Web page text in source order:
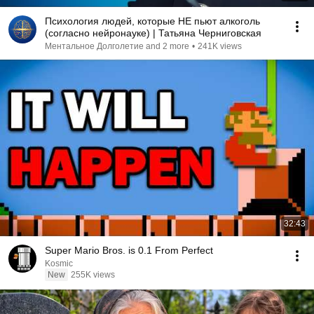
Психология людей, которые НЕ пьют алкоголь
(согласно нейронауке) | Татьяна Черниговская
Ментальное Долголетие and 2 more • 241K views
32:43
Super Mario Bros. is 0.1 From Perfect
Kosmic
New 255K views